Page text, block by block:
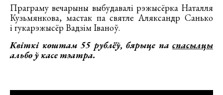
Праграму вечарыны выбудавалі рэжысёрка Наталля
Кузьмянкова, мастак па святле Аляксандр Санько
і гукарэжысёр Вадзім Іваноў.
Квіткі коштам 55 рублёў, бярыце па спасылцы
альбо ў касе тэатра.